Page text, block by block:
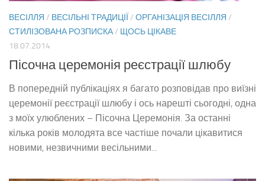
ВЕСІЛЛЯ / ВЕСІЛЬНІ ТРАДИЦІЇ / ОРГАНІЗАЦІЯ ВЕСІЛЛЯ /
СТИЛІЗОВАНА РОЗПИСКА/ ЩОСЬ ЦІКАВЕ
18.07.2014
Пісочна церемонія реєстрації шлюбу
В попередній публікаціях я багато розповідав про виїзні
церемонії реєстрації шлюбу і ось нарешті сьогодні, одна
з моїх улюблених – Пісочна Церемонія. За останні
кілька років молодята все частіше почали цікавитися
новими, незвичними весільними...